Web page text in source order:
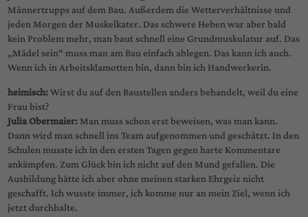
Männertrupps auf dem Bau. Außerdem die Wetterverhältnisse und
jeden Morgen der Muskelkater. Das schwere Heben war aber bald
kein Problem mehr, man baut schnell eine Grundmuskulatur auf. Das
„Mädel sein“ muss man am Bau einfach ablegen. Das kann ich auch.
Wenn ich in Arbeitsklamotten bin, dann bin ich Handwerkerin.
heimisch:Wirst du auf den Baustellen anders behandelt, weil du eine
Frau bist?
Julia Obermaier: Man muss schon erst beweisen, was man kann.
Dann wird man schnell ins Team aufgenommen und geschätzt. In den
Schulen musste ich in den ersten Tagen gegen harte Kommentare
ankämpfen. Zum Glück bin ich nicht auf den Mund gefallen. Die
Ausbildung hätte ich aber ohne meinen starken Ehrgeiz nicht
geschafft. Ich wusste immer, ich komme nur an mein Ziel, wenn ich
jetzt durchhalte.